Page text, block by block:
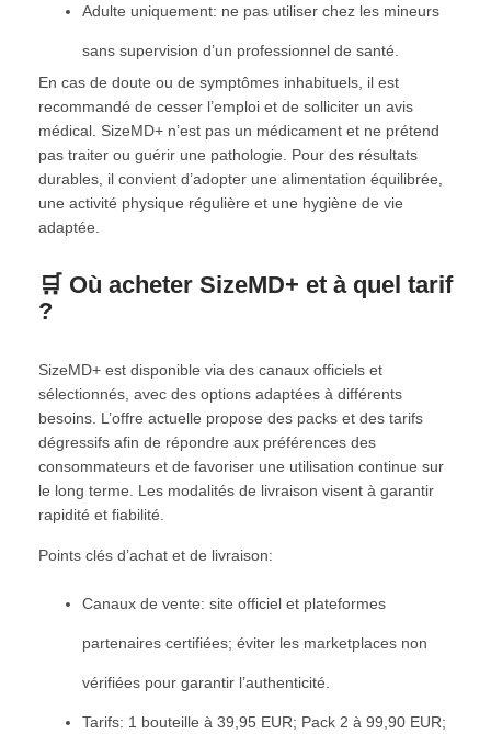
Adulte uniquement: ne pas utiliser chez les mineurs
sans supervision d’un professionnel de santé.
En cas de doute ou de symptômes inhabituels, il est
recommandé de cesser l’emploi et de solliciter un avis
médical. SizeMD+ n’est pas un médicament et ne prétend
pas traiter ou guérir une pathologie. Pour des résultats
durables, il convient d’adopter une alimentation équilibrée,
une activité physique régulière et une hygiène de vie
adaptée.
🛒 Où acheter SizeMD+ et à quel tarif
?
SizeMD+ est disponible via des canaux officiels et
sélectionnés, avec des options adaptées à différents
besoins. L’offre actuelle propose des packs et des tarifs
dégressifs afin de répondre aux préférences des
consommateurs et de favoriser une utilisation continue sur
le long terme. Les modalités de livraison visent à garantir
rapidité et fiabilité.
Points clés d’achat et de livraison:
Canaux de vente: site officiel et plateformes
partenaires certifiées; éviter les marketplaces non
vérifiées pour garantir l’authenticité.
Tarifs: 1 bouteille à 39,95 EUR; Pack 2 à 99,90 EUR;